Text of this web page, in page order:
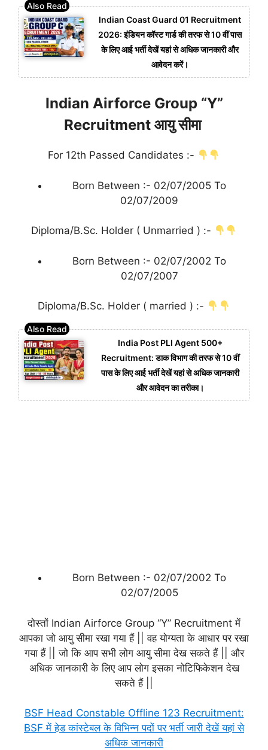
Indian Coast Guard 01 Recruitment
2026: इंडियन कॉस्ट गार्ड की तरफ से 10 वीं पास
के लिए आई भर्ती देखें यहां से अधिक जानकारी और
आवेदन करें।
Indian Airforce Group “Y”
Recruitment आयु सीमा
For 12th Passed Candidates :-
Born Between :- 02/07/2005 To
02/07/2009
Diploma/B.Sc. Holder ( Unmarried ) :-
Born Between :- 02/07/2002 To
02/07/2007
Diploma/B.Sc. Holder ( married ) :-
India Post PLI Agent 500+
Recruitment: डाक विभाग की तरफ से 10 वीं
पास के लिए आई भर्ती देखें यहां से अधिक जानकारी
और आवेदन का तरीका।
Born Between :- 02/07/2002 To
02/07/2005
दोस्तों Indian Airforce Group “Y” Recruitment में
आपका जो आयु सीमा रखा गया हैं || वह योग्यता के आधार पर रखा
गया हैं || जो कि आप सभी लोग आयु सीमा देख सकते हैं || और
अधिक जानकारी के लिए आप लोग इसका नोटिफिकेशन देख
सकते हैं ||
BSF Head Constable Offline 123 Recruitment:
BSF में हेड कांस्टेबल के विभिन्न पदों पर भर्ती जारी देखें यहां से
अधिक जानकारी